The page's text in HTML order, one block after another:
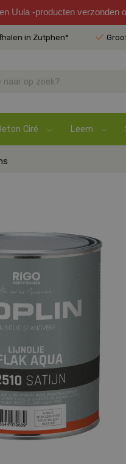
Uula -producten
in Zutphen*
Ciré Leem